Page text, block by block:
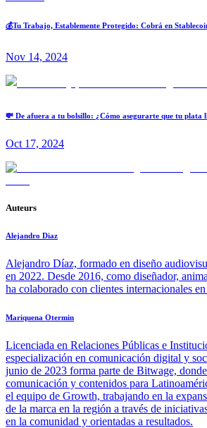
💰Tu Trabajo, Establemente Protegido: Cobrá en
Nov 14, 2024
💸 De afuera a tu bolsillo: ¿Cómo asegurarte que tu plata
Oct 17, 2024
Auteurs
Alejandro Diaz
Alejandro Díaz, formado en diseño
en 2022. Desde 2016, como diseñador,
ha colaborado con clientes internacionales
Mariquena Otermin
Licenciada en Relaciones Públicas e
especialización en comunicación digital y
junio de 2023 forma parte de Bitwage,
comunicación y contenidos para
el equipo de Growth, trabajando en la
de la marca en la región a través de
en la comunidad y orientadas a resultados.